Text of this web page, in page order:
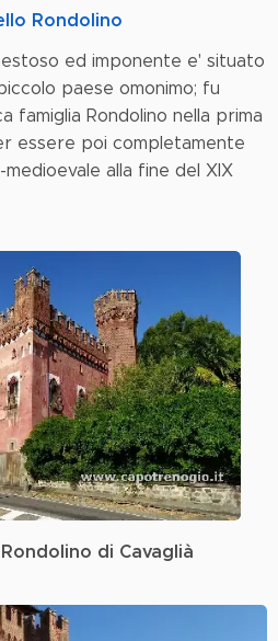
Rondolino
ed imponente e' situato
paese omonimo; fu
famiglia Rondolino nella prima
essere poi completamente
alla fine del XIX
di Cavaglià